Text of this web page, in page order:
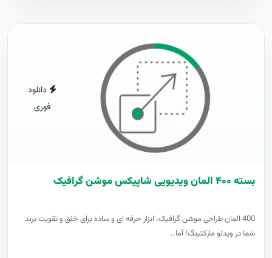
دانلود
فوری
بسته ۴۰۰ المان ویدیویی شاپیکس موشن گرافیک
400 المان طراحی موشن گرافیک، ابزار حرفه ای و ساده برای خلق و تقویت برند
شما در ویدئو مارکتینگ! آما..